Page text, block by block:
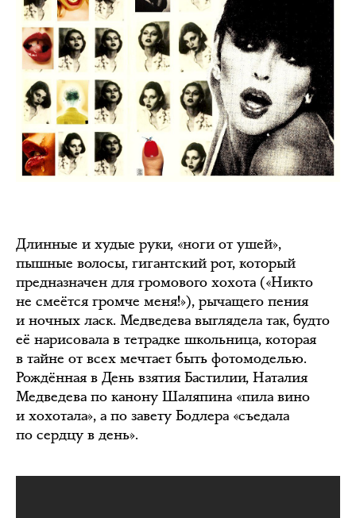
Длинные и худые руки, «ноги от ушей»,
пышные волосы, гигантский рот, который
предназначен для громового хохота («Никто
не смеётся громче меня!»), рычащего пения
и ночных ласк. Медведева выглядела так, будто
её нарисовала в тетрадке школьница, которая
в тайне от всех мечтает быть фотомоделью.
Рождённая в День взятия Бастилии, Наталия
Медведева по канону Шаляпина «пила вино
и хохотала», а по завету Бодлера «съедала
по сердцу в день».